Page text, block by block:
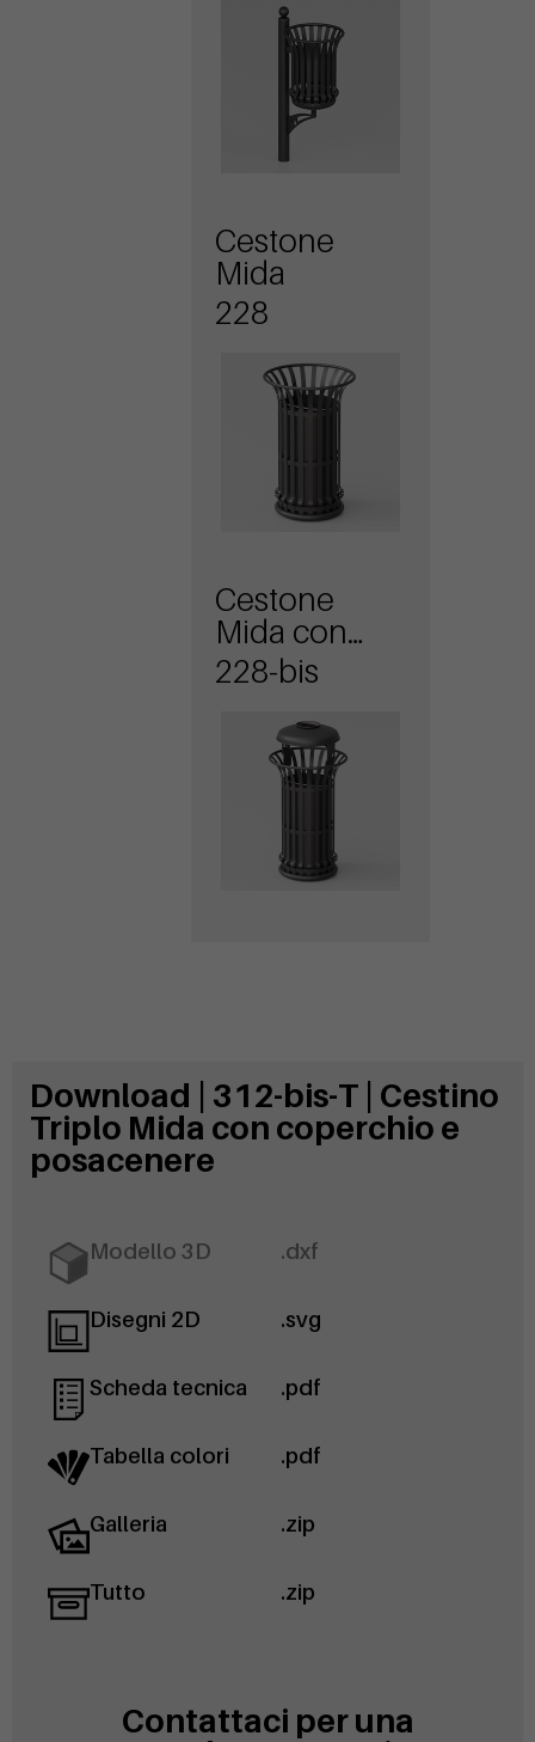
Cestone
Mida
228
Cestone
Mida con
coperchio e
228-bis
Download | 312-bis-T | Cestino
Triplo Mida con coperchio e
posacenere
Modello 3D .dxf
Disegni 2D .svg
Scheda tecnica .pdf
Tabella colori .pdf
Galleria .zip
Tutto .zip
Contattaci per una